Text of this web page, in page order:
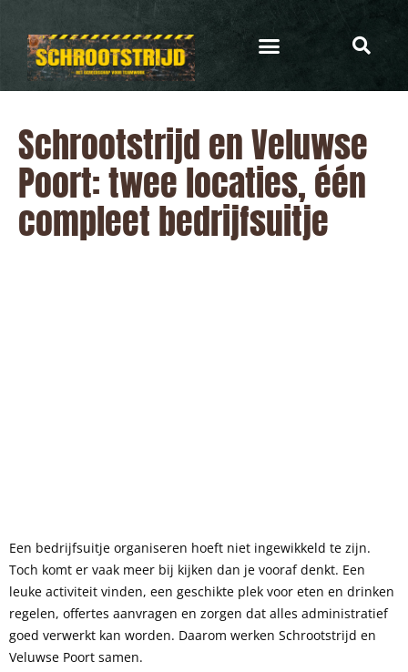
Schrootstrijd en Veluwse
Poort: twee locaties, één
compleet bedrijfsuitje
Een bedrijfsuitje organiseren hoeft niet ingewikkeld te zijn.
Toch komt er vaak meer bij kijken dan je vooraf denkt. Een
leuke activiteit vinden, een geschikte plek voor eten en drinken
regelen, offertes aanvragen en zorgen dat alles administratief
goed verwerkt kan worden. Daarom werken Schrootstrijd en
Veluwse Poort samen.